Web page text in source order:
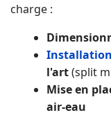
charge :
l'art(split
Mise en
air-eau